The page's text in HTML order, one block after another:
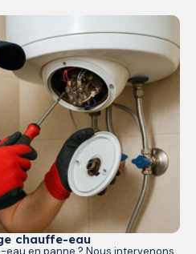
chauffe-eau
eau en panne ? Nous intervenons